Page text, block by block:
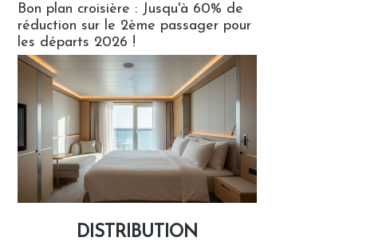
Bon plan croisière : Jusqu'à 60% de
réduction sur le 2ème passager pour
les départs 2026 !
DISTRIBUTION